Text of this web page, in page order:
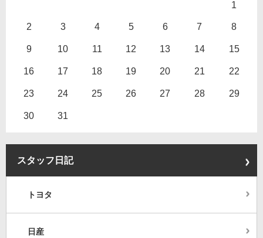
1
2 3 4 5 6 7 8
9 10 11 12 13 14 15
16 17 18 19 20 21 22
23 24 25 26 27 28 29
30 31
スタッフ日記
トヨタ
日産